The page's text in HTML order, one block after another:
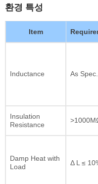
환경 특성
Item
Inductance As Spec.
Insulation
Resistance
Damp Heat with
Load
Δ L ≤